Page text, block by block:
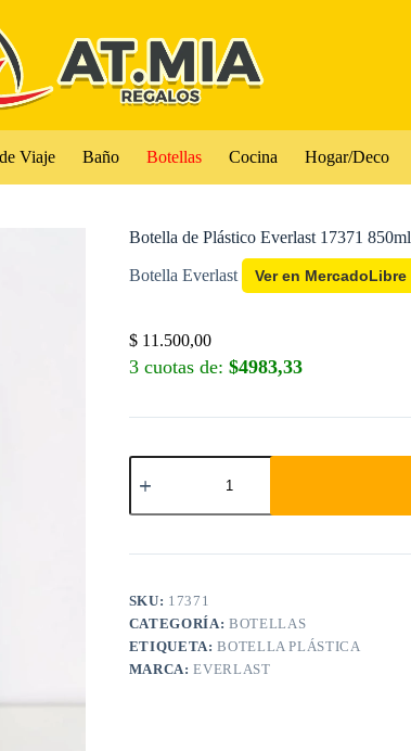
Viaje Baño Botellas Cocina Hogar/Deco
Botella de Plástico Everlast 17371 850ml
Botella Everlast Ver en MercadoLibre
$11.500,00
3 cuotas de: $4983,33
SKU: 17371
CATEGORÍA: BOTELLAS
ETIQUETA:BOTELLA PLÁSTICA
MARCA:EVERLAST